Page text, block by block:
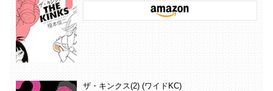
ザ・キンクス(2) (ワイドKC)